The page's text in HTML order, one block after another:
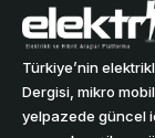
Türkiye’nin
Dergisi, mikro
yelpazede güncel